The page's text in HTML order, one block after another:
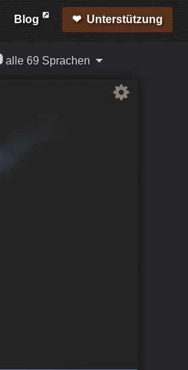
Blog Unterstützung
alle 69 Sprachen